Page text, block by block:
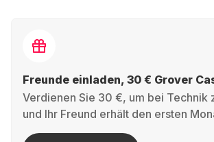
Freunde einladen, 30 € Grover
Verdienen Sie 30 €, um bei Technik
und Ihr Freund erhält den ersten